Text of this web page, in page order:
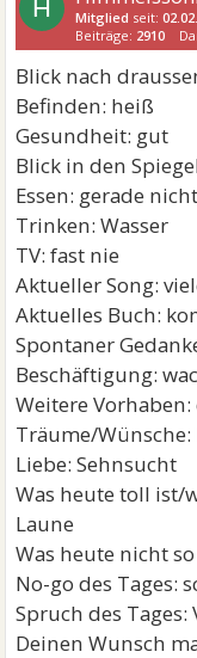
H Mitglied seit:
Beiträge: 2910
Blick nach
Befinden: heiß
Gesundheit: gut
Blick in den
Essen: gerade
Trinken: Wasser
TV: fast nie
Aktueller Song:
Aktuelles Buch:
Spontaner
Beschäftigung:
Weitere
Träume/
Liebe: Sehnsucht
Was heute toll ist/
Laune
Was heute nicht
No-go des Tages:
Spruch des Tages:
Deinen Wunsch